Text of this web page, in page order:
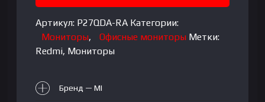
120Hz,
1mc,
QHD
(2560x1440),
Артикул: P27QDA-RA Категории:
Мониторы, Офисные мониторы Метки:
Redmi, Мониторы
Бренд — MI